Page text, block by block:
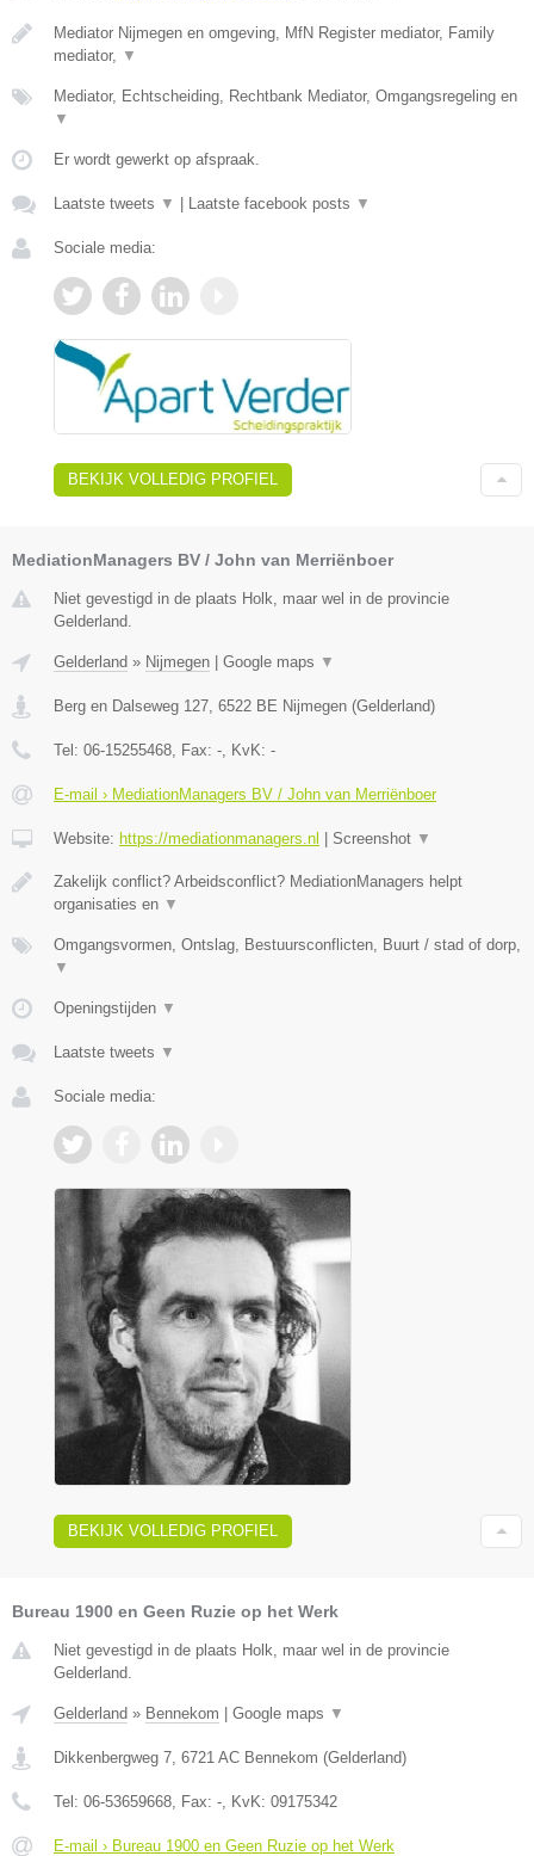
Mediator Nijmegen en omgeving, MfN Register mediator, Family
mediator,
▼
Mediator, Echtscheiding, Rechtbank Mediator, Omgangsregeling en
▼
Er wordt gewerkt op afspraak.
Laatste tweets ▼ | Laatste facebook posts ▼
Sociale media:
BEKIJK VOLLEDIG PROFIEL
MediationManagers BV / John van Merriënboer
Niet gevestigd in de plaats Holk, maar wel in de provincie
Gelderland.
Gelderland » Nijmegen Google maps ▼
Berg en Dalseweg 127 6522 BE Nijmegen (Gelderland)
Tel: 06-15255468 , Fax: - , KvK: -
E-mail › MediationManagers BV / John van Merriënboer
Website: https://mediationmanagers.nl Screenshot ▼
Zakelijk conflict? Arbeidsconflict? MediationManagers helpt
organisaties en ▼
Omgangsvormen, Ontslag, Bestuursconflicten, Buurt / stad of dorp,
▼
Openingstijden ▼
Laatste tweets ▼
Sociale media:
BEKIJK VOLLEDIG PROFIEL
Bureau 1900 en Geen Ruzie op het Werk
Niet gevestigd in de plaats Holk, maar wel in de provincie
Gelderland.
Gelderland » Bennekom Google maps ▼
Dikkenbergweg 7 6721 AC Bennekom (Gelderland)
Tel: 06-53659668 , Fax: - , KvK: 09175342
E-mail › Bureau 1900 en Geen Ruzie op het Werk